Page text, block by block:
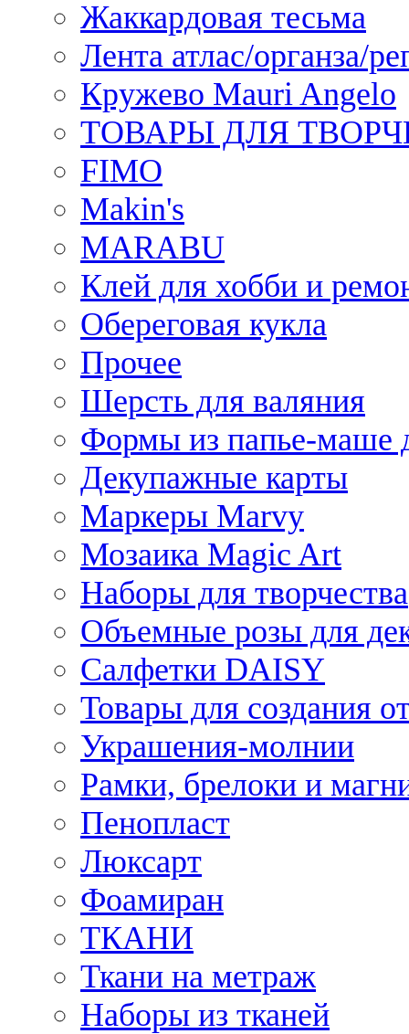
Жаккардовая тесьма
Лента атлас/органза/
Кружево Mauri Angelo
ТОВАРЫ ДЛЯ
FIMO
Makin's
MARABU
Клей для хобби и
Обереговая кукла
Прочее
Шерсть для валяния
Формы из папье-маше
Декупажные карты
Маркеры Marvy
Мозаика Magic Art
Наборы для творчества
Объемные розы для
Салфетки DAISY
Товары для создания
Украшения-молнии
Рамки, брелоки и
Пенопласт
Люксарт
Фоамиран
ТКАНИ
Ткани на метраж
Наборы из тканей